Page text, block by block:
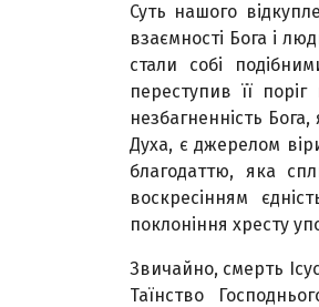
Суть нашого
взаємності Бога і
стали собі
переступив її
незбагненність
Духа, є джерелом
благодаттю, яка
воскресінням
поклоніння хресту
Звичайно, смерть
Таїнство